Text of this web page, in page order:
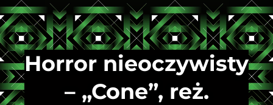
Horror nieoczywisty
– „Cone”, reż.